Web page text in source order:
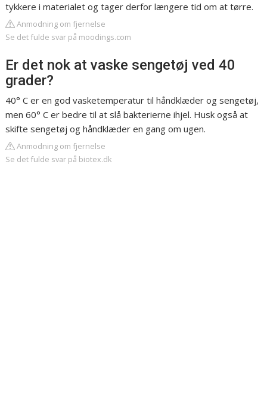
tykkere i materialet og tager derfor længere tid om at tørre.
Anmodning om fjernelse
Se det fulde svar på moodings.com
Er det nok at vaske sengetøj ved 40
grader?
40° C er en god vasketemperatur til håndklæder og sengetøj,
men 60° C er bedre til at slå bakterierne ihjel. Husk også at
skifte sengetøj og håndklæder en gang om ugen.
Anmodning om fjernelse
Se det fulde svar på biotex.dk